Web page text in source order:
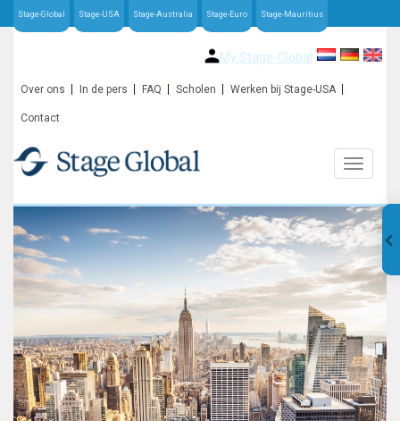
Stage-Global Stage-USA Stage-Australia Stage-Euro Stage-Mauritius
My Stage-Global
Over ons In de pers FAQ Scholen Werken bij Stage-USA
Contact